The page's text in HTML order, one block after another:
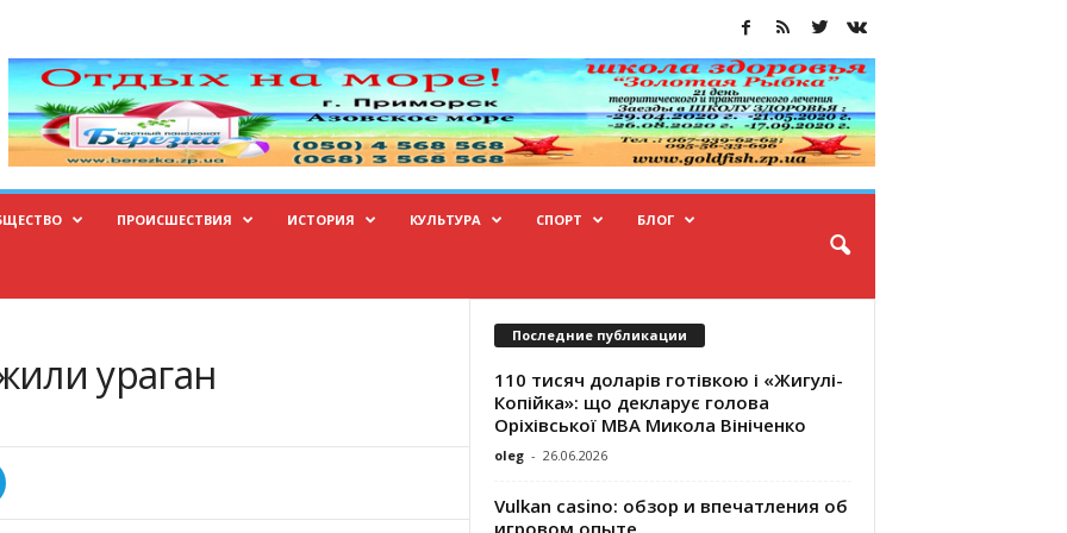
ПРОИСШЕСТВИЯ ИСТОРИЯ КУЛЬТУРА СПОРТ БЛОГ
ураган
Последние публикации
110 тисяч доларів готівкою і «Жигулі-
Копійка»: що декларує голова
Оріхівської МВА Микола Вініченко
oleg - 26.06.2026
Vulkan casino: обзор и впечатления об
игровом опыте